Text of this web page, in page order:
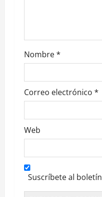
a
s
Nombre*
Correo electrónico *
Web
Suscríbete al boletín